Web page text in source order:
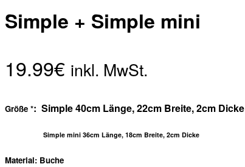
Simple + Simple mini
19.99€ inkl. MwSt.
Größe *: Simple 40cm Länge, 22cm Breite, 2cm Dicke
Simple mini 36cm Länge, 18cm Breite, 2cm Dicke
Material: Buche